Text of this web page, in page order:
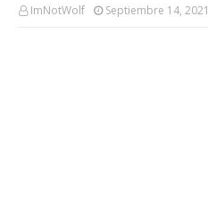
ImNotWolf Septiembre 14, 2021